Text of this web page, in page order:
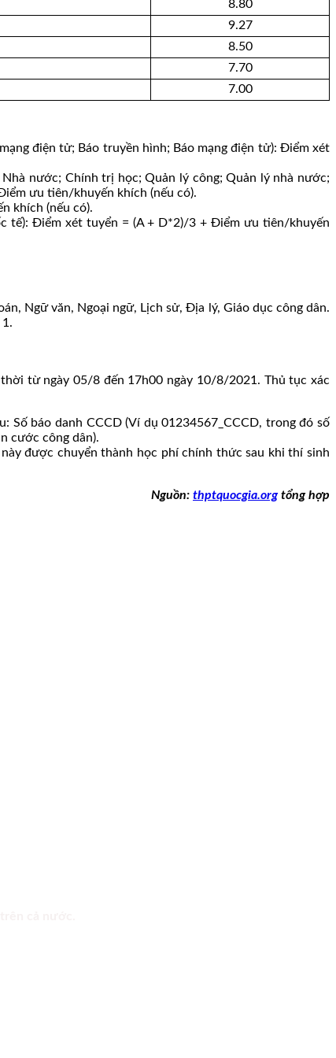
8.80
9.27
8.50
7.70
7.00
điện tử; Báo truyền hình; Báo mạng điện tử): Điểm xét
nước; Chính trị học; Quản lý công; Quản lý nhà nước;
ưu tiên/khuyến khích (nếu có).
khích (nếu có).
tế): Điểm xét tuyển = (A + D*2)/3 + Điểm ưu tiên/khuyến
Ngữ văn, Ngoại ngữ, Lịch sử, Địa lý, Giáo dục công dân.
từ ngày 05/8 đến 17h00 ngày 10/8/2021. Thủ tục xác
báo danh CCCD (Ví dụ 01234567_CCCD, trong đó số
cước công dân).
được chuyển thành học phí chính thức sau khi thí sinh
Nguồn: thptquocgia.orgtổng hợp